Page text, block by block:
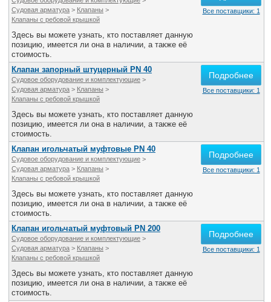
Судовая арматура > Клапаны >
Клапаны с ребовой крышкой
Здесь вы можете узнать, кто поставляет данную
позицию, имеется ли она в наличии, а также её
стоимость.
Все поставщики: 1
Клапан запорный штуцерный PN 40
Судовое оборудование и комплектующие >
Судовая арматура > Клапаны >
Клапаны с ребовой крышкой
Здесь вы можете узнать, кто поставляет данную
позицию, имеется ли она в наличии, а также её
стоимость.
Подробнее
Все поставщики: 1
Клапан игольчатый муфтовые PN 40
Судовое оборудование и комплектующие >
Судовая арматура > Клапаны >
Клапаны с ребовой крышкой
Здесь вы можете узнать, кто поставляет данную
позицию, имеется ли она в наличии, а также её
стоимость.
Подробнее
Все поставщики: 1
Клапан игольчатый муфтовый PN 200
Судовое оборудование и комплектующие >
Судовая арматура > Клапаны >
Клапаны с ребовой крышкой
Здесь вы можете узнать, кто поставляет данную
позицию, имеется ли она в наличии, а также её
стоимость.
Подробнее
Все поставщики: 1